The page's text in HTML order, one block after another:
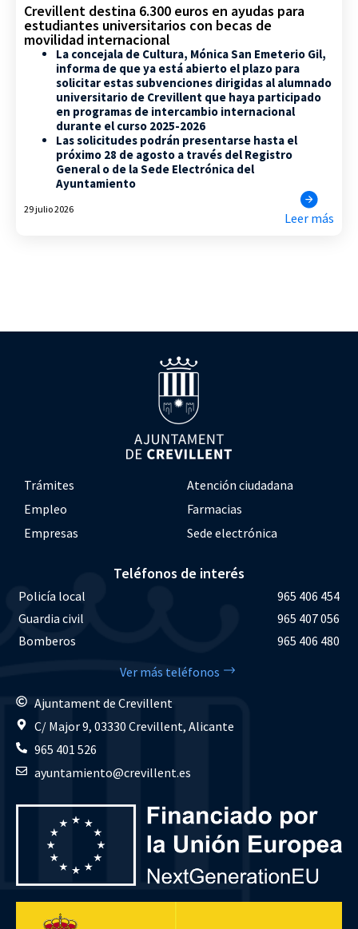
Crevillent destina 6.300 euros en ayudas para
estudiantes universitarios con becas de
movilidad internacional
La concejala de Cultura, Mónica San Emeterio Gil,
informa de que ya está abierto el plazo para
solicitar estas subvenciones dirigidas al alumnado
universitario de Crevillent que haya participado
en programas de intercambio internacional
durante el curso 2025-2026
Las solicitudes podrán presentarse hasta el
próximo 28 de agosto a través del Registro
General o de la Sede Electrónica del
Ayuntamiento
29 julio 2026
Leer más
Trámites
Atención ciudadana
Empleo
Farmacias
Empresas
Sede electrónica
Teléfonos de interés
Policía local
965 406 454
Guardia civil
965 407 056
Bomberos
965 406 480
Ver más teléfonos
Ajuntament de Crevillent
C/ Major 9, 03330 Crevillent, Alicante
965 401 526
ayuntamiento@crevillent.es